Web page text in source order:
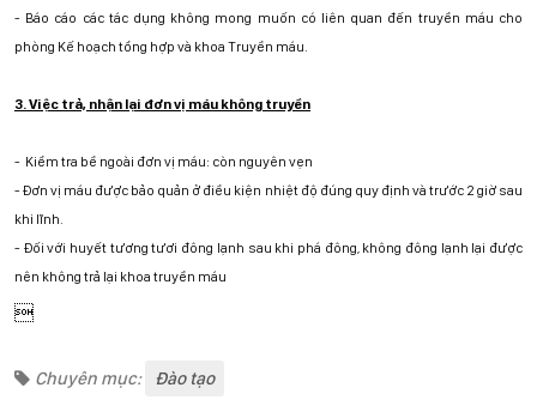
- Báo cáo các tác dụng không mong muốn có liên quan đến truyền máu cho
phòng Kế hoạch tổng hợp và khoa Truyền máu.
3. Việc trả, nhận lại đơn vị máu không truyền
- Kiểm tra bề ngoài đơn vị máu: còn nguyên vẹn
-Đơn vị máu được bảo quản ở điều kiện nhiệt độ đúng quy định và trước 2 giờ sau
khi lĩnh.
- Đối với huyết tương tươi đông lạnh sau khi phá đông, không đông lạnh lại được
nên không trả lại khoa truyền máu

Chuyên mục: Đào tạo